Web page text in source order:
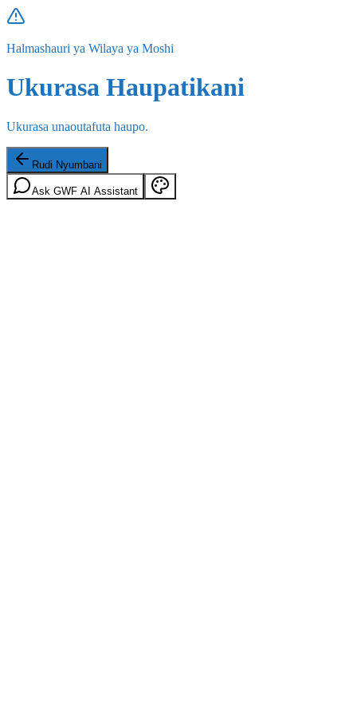
Halmashauri ya Wilaya ya Moshi
Ukurasa Haupatikani
Ukurasa unaoutafuta haupo.
Rudi Nyumbani
Ask GWF AI Assistant